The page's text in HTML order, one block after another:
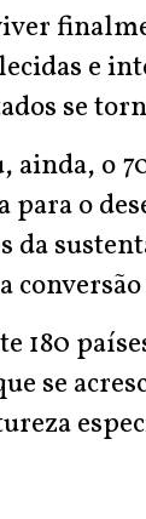
e
se
o
para o
da
180
se